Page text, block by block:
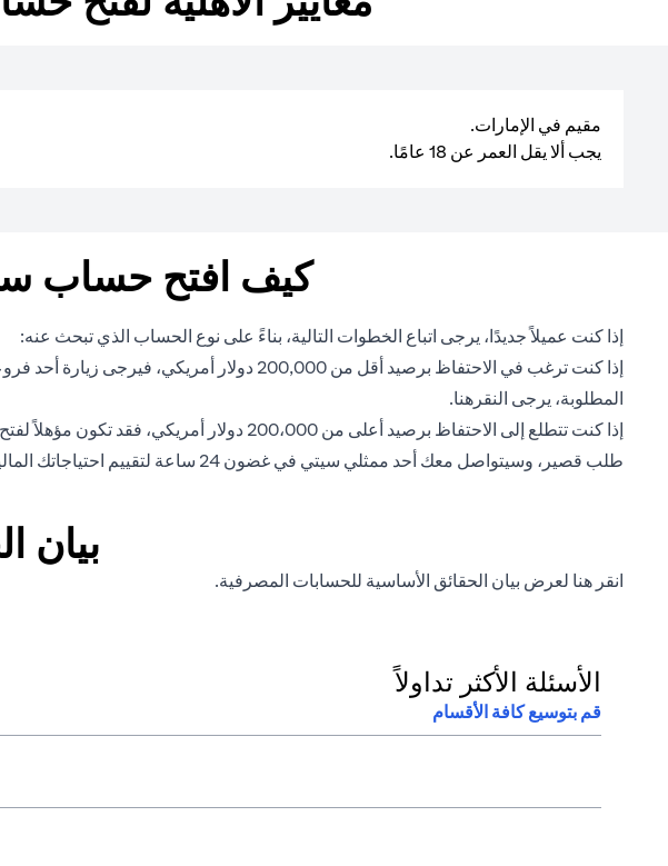
مقيم في الإمارات.
يجب ألا يقل العمر عن 18 عامًا.
كيف افتح حساب
إذا كنت عميلاً جديدًا، يرجى اتباع الخطوات التالية، بناءً على نوع الحساب الذي تبحث عنه:
إذا كنت ترغب في الاحتفاظ برصيد أقل من
المطلوبة، يرجى النقر هنا(opens in a new tab).
إذا كنت تتطلع إلى الاحتفاظ برصيد أعلى من 200،000 دولار أمريكي، فقد تكون مؤهلاً لفتح حساب سيتي جولد أو سيتي برايفيت كلاينت الذي يوفر لك حلولًا حصرية لإدارة ثروتك. يرجى
طلب قصير، وسيتواصل معك أحد ممثلي سيتي في غضون 24 ساعة لتقييم احتياجاتك المالية ومساعدتك في فتح الحساب.
بيان
انقر هنا لعرض بيان الحقائق الأساسية للحسابات المصرفية.
الأسئلة الأكثر تداولاً
قم بتوسيع كافة الأقسام